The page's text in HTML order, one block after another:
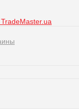
TradeMaster.ua